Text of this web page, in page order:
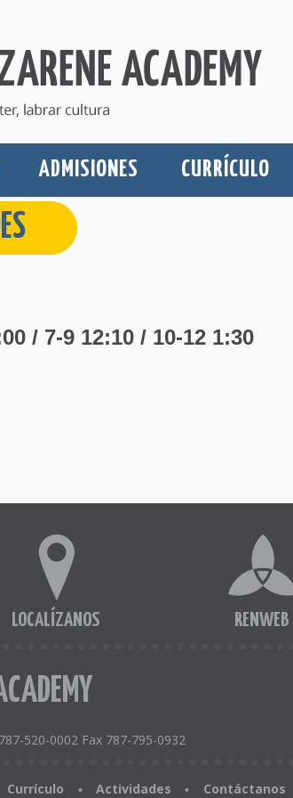
ADMISIONES CURRÍCULO
/ 7-9 12:10 / 10-12 1:30
LOCALÍZANOS RENWEB
520-0002 Fax 787-795-0932
Currículo • Actividades • Contáctanos